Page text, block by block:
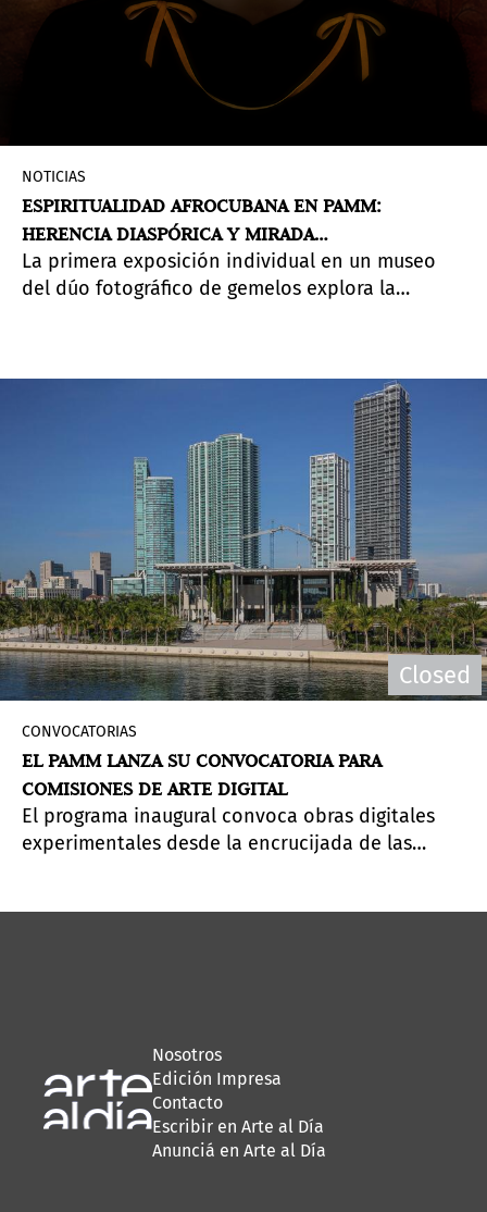
NOTICIAS
ESPIRITUALIDAD AFROCUBANA EN PAMM:
HERENCIA DIASPÓRICA Y MIRADA
CONTEMPORÁNEA
La primera exposición individual en un museo
del dúo fotográfico de gemelos explora la
Closed
CONVOCATORIAS
EL PAMM LANZA SU CONVOCATORIA PARA
COMISIONES DE ARTE DIGITAL
El programa inaugural convoca obras digitales
experimentales desde la encrucijada de las
Nosotros
Edición Impresa
Contacto
Escribir en Arte al Día
Anunciá en Arte al Día